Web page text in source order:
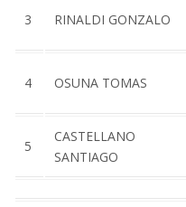
3 RINALDI GONZALO
4 OSUNA TOMAS
5
CASTELLANO
SANTIAGO